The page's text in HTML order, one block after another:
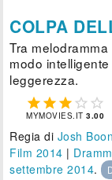
COLPA
Tra
modo
leggerezza.
    
MYMOVIES.IT3.00
Regia di Josh
Film 2014 |
settembre 2014.